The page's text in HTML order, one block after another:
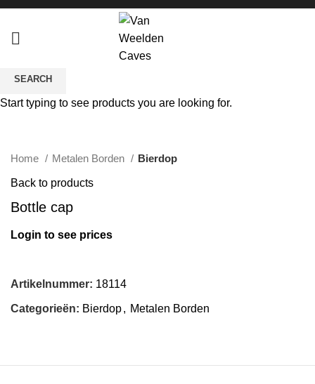
Home Metalen Borden Bierdop
Back to products
Bottle cap
Login to see prices
Artikelnummer: 18114
Categorieën: Bierdop, Metalen Borden
SEARCH
Start typing to see products you are looking for.